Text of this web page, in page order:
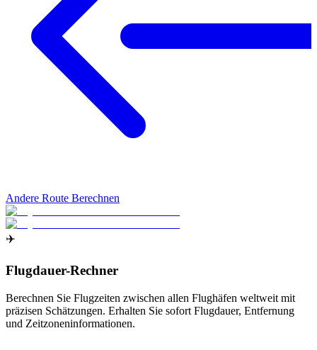
Andere Route Berechnen
✈️
Flugdauer-Rechner
Berechnen Sie Flugzeiten zwischen allen Flughäfen weltweit mit
präzisen Schätzungen. Erhalten Sie sofort Flugdauer, Entfernung
und Zeitzoneninformationen.